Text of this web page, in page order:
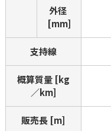
外径
[mm]
支持線
概算質量 [kg
／km]
販売長 [m]